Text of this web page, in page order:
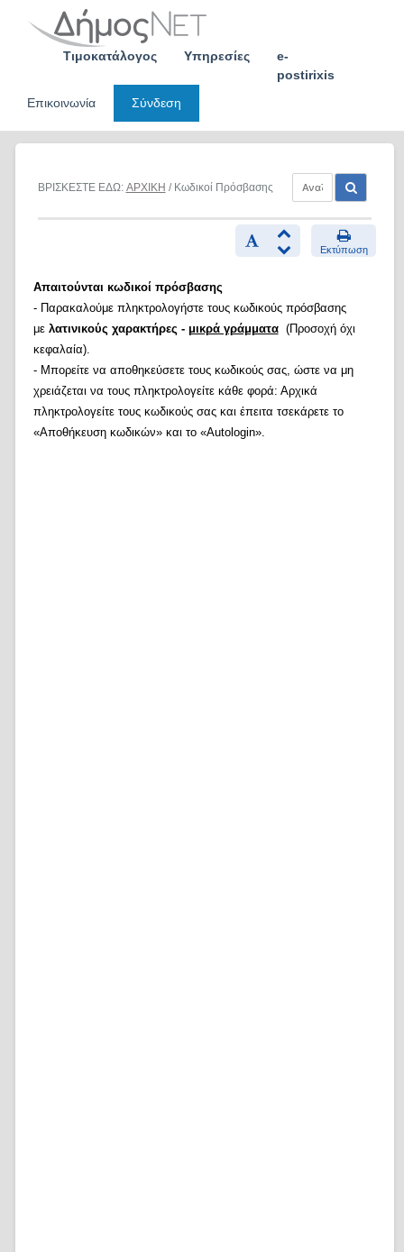
Τιμοκατάλογος Υπηρεσίες
e-
postirixis
Επικοινωνία
Σύνδεση
ΒΡΙΣΚΕΣΤΕ ΕΔΩ: ΑΡΧΙΚΗ / Κωδικοί Πρόσβασης
Εκτύπωση
Απαιτούνται κωδικοί πρόσβασης
- Παρακαλούμε πληκτρολογήστε τους κωδικούς πρόσβασης
με λατινικούς χαρακτήρες - μικρά γράμματα(Προσοχή όχι
κεφαλαία).
- Μπορείτε να αποθηκεύσετε τους κωδικούς σας, ώστε να μη
χρειάζεται να τους πληκτρολογείτε κάθε φορά: Αρχικά
πληκτρολογείτε τους κωδικούς σας και έπειτα τσεκάρετε το
«Αποθήκευση κωδικών» και το «Autologin».